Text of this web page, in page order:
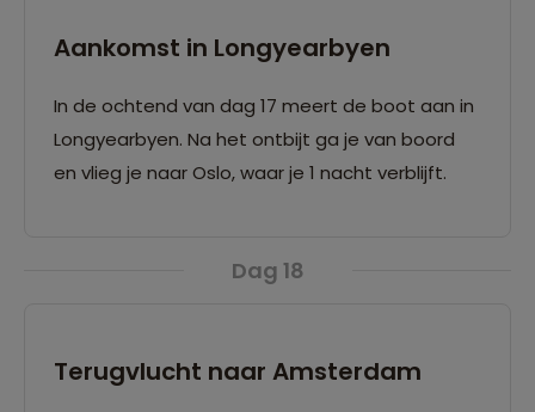
Aankomst in Longyearbyen
In de ochtend van dag 17 meert de boot aan in
Longyearbyen. Na het ontbijt ga je van boord
en vlieg je naar Oslo, waar je 1 nacht verblijft.
Dag 18
Terugvlucht naar Amsterdam